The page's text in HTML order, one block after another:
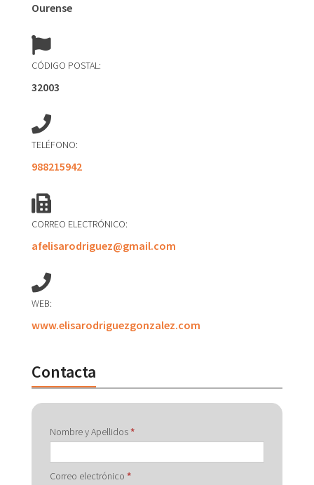
Ourense
CÓDIGO POSTAL:
32003
TELÉFONO:
988215942
CORREO ELECTRÓNICO:
afelisarodriguez@gmail.com
WEB:
www.elisarodriguezgonzalez.com
Contacta
Contactar
con
Nombre y Apellidos*
Correo electrónico *